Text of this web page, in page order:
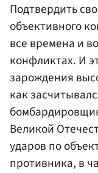
Подтвердить
объективного
все времена и
конфликтах. И
зарождения
как
Великой
ударов по
противника, в